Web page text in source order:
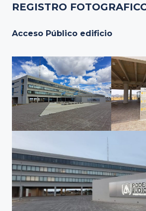
REGISTRO
Acceso Público edificio